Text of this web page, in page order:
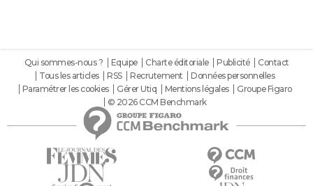
Qui sommes-nous ? Equipe Charte éditoriale Publicité
Contact
Tous les articles
RSS Recrutement
Données personnelles
Paramétrer les cookies
Gérer Utiq Mentions légales
Groupe Figaro
© 2026 CCM Benchmark